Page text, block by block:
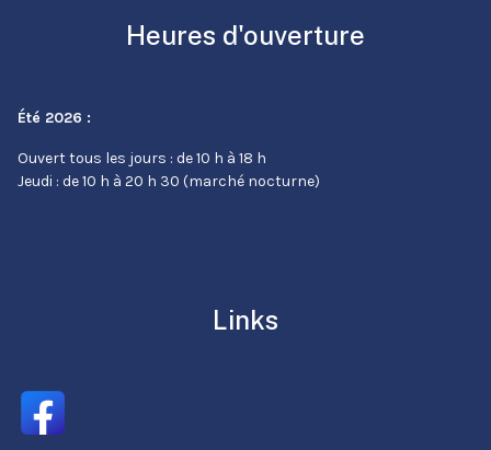
Heures d'ouverture
Été 2026 :
Ouvert tous les jours : de 10 h à 18 h
Jeudi : de 10 h à 20 h 30 (marché nocturne)
Links